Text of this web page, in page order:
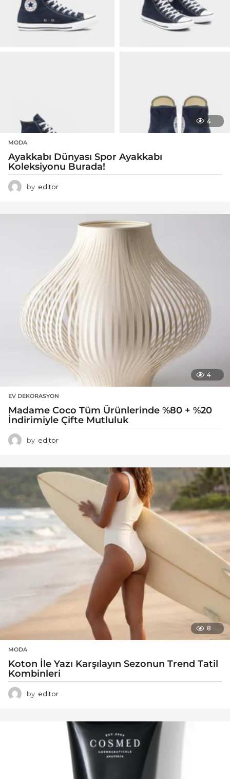
4
MODA
Ayakkabı Dünyası Spor Ayakkabı
Koleksiyonu Burada!
by editor
4
EV DEKORASYON
Madame Coco Tüm Ürünlerinde %80 + %20
İndirimiyle Çifte Mutluluk
by editor
8
MODA
Koton İle Yazı Karşılayın Sezonun Trend Tatil
Kombinleri
by editor